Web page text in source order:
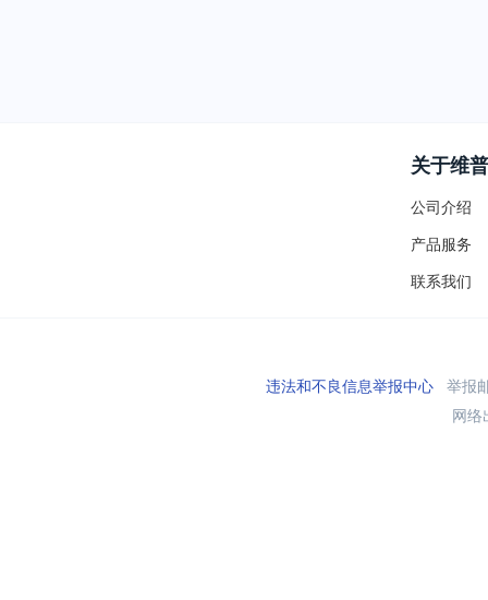
关于维普
公司介绍
产品服务
联系我们
违法和不良信息举报中心举报
网